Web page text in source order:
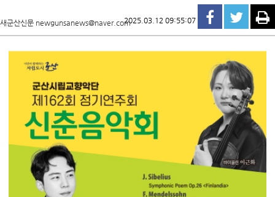
새군산신문 newgunsanews@naver.com2025.03.12 09:55:07